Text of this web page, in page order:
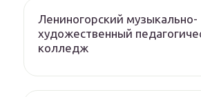
Лениногорский музыкально-
художественный
колледж